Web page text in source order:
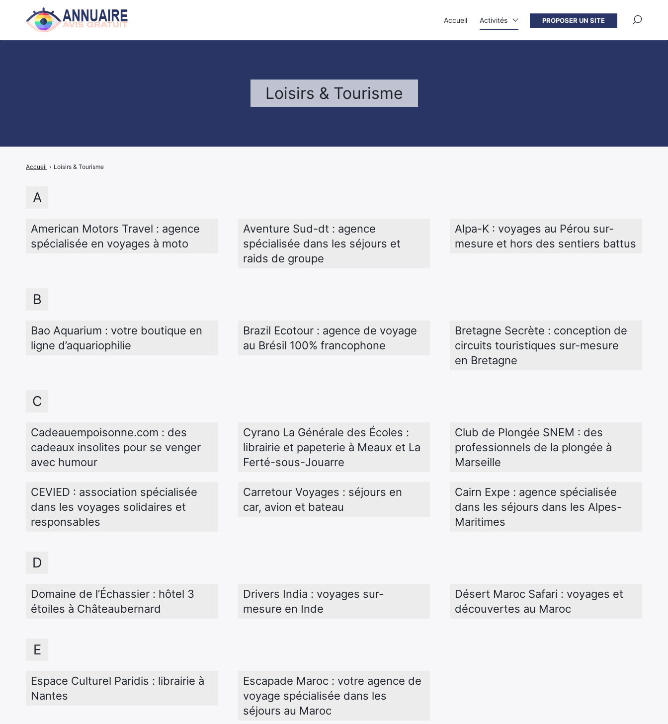
Loisirs & Tourisme
Accueil › Loisirs & Tourisme
A
American Motors Travel : agence
spécialisée en voyages à moto
Aventure Sud-dt : agence
spécialisée dans les séjours et
raids de groupe
Alpa-K : voyages au Pérou sur-
mesure et hors des sentiers battus
B
Bao Aquarium : votre boutique en
ligne d’aquariophilie
Brazil Ecotour : agence de voyage
au Brésil 100% francophone
Bretagne Secrète : conception de
circuits touristiques sur-mesure
en Bretagne
C
Cadeauempoisonne.com : des
cadeaux insolites pour se venger
avec humour
Cyrano La Générale des Écoles :
librairie et papeterie à Meaux et La
Ferté-sous-Jouarre
Club de Plongée SNEM : des
professionnels de la plongée à
Marseille
CEVIED : association spécialisée
dans les voyages solidaires et
responsables
Carretour Voyages : séjours en
car, avion et bateau
Cairn Expe : agence spécialisée
dans les séjours dans les Alpes-
Maritimes
D
Domaine de l’Échassier : hôtel 3
étoiles à Châteaubernard
Drivers India : voyages sur-
mesure en Inde
Désert Maroc Safari : voyages et
découvertes au Maroc
E
Espace Culturel Paridis : librairie à
Nantes
Escapade Maroc : votre agence de
voyage spécialisée dans les
séjours au Maroc
Accueil Activités PROPOSER UN SITE